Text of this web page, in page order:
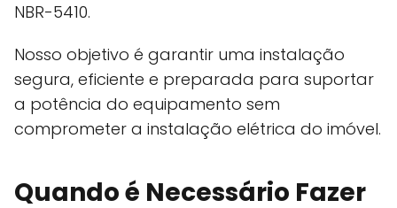
NBR-5410.
Nosso objetivo é garantir uma instalação
segura, eficiente e preparada para suportar
a potência do equipamento sem
comprometer a instalação elétrica do imóvel.
Quando é Necessário Fazer